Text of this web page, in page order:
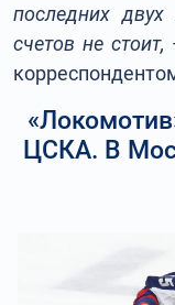
последних
счетов не стоит,
ЦСКА. В